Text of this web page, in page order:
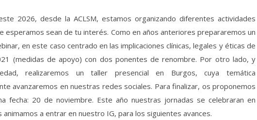
2026, desde la ACLSM, estamos organizando diferentes actividades
esperamos sean de tu interés. Como en años anteriores prepararemos un
en este caso centrado en las implicaciones clínicas, legales y éticas de
(medidas de apoyo) con dos ponentes de renombre. Por otro lado, y
realizaremos un taller presencial en Burgos, cuya temática
avanzaremos en nuestras redes sociales. Para finalizar, os proponemos
fecha: 20 de noviembre. Este año nuestras jornadas se celebraran en
animamos a entrar en nuestro IG, para los siguientes avances.